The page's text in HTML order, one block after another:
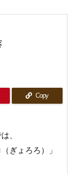
Copy
、
ぎょろろ）」